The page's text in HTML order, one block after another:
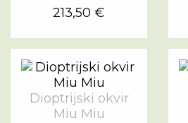
213,50 €
Dioptrijski okvir
Miu Miu